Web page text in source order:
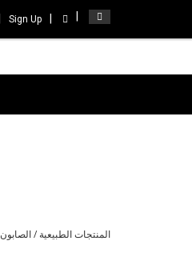
Sign Up
المنتجات الطبيعية /الصابون